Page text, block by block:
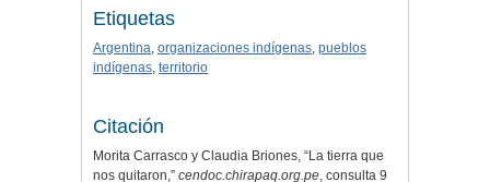
Etiquetas
Argentina, organizaciones indígenas, pueblos
indígenas, territorio
Citación
Morita Carrasco y Claudia Briones, “La tierra que
nos quitaron,” cendoc.chirapaq.org.pe, consulta 9